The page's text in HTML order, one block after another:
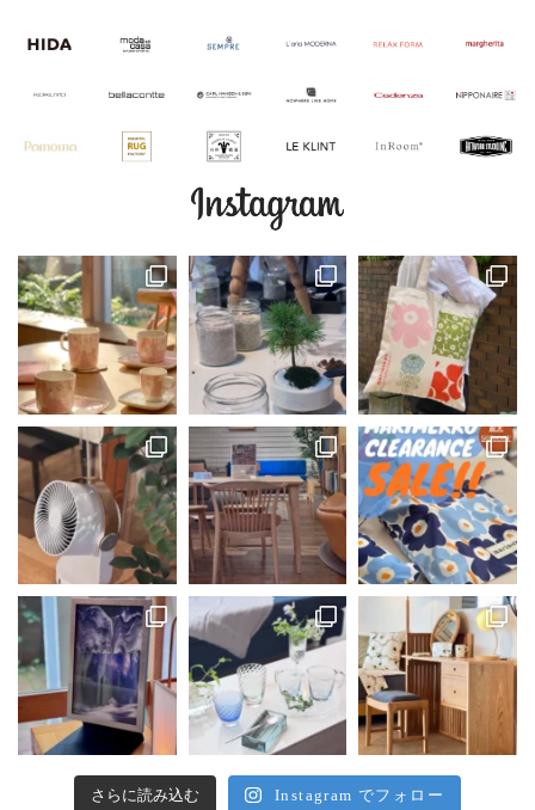
さらに読み込む Instagram でフォロー